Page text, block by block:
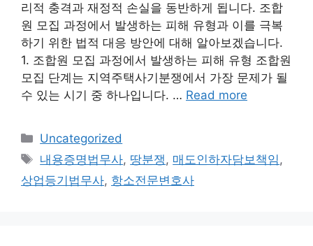
리적 충격과 재정적 손실을 동반하게 됩니다. 조합
원 모집 과정에서 발생하는 피해 유형과 이를 극복
하기 위한 법적 대응 방안에 대해 알아보겠습니다.
1. 조합원 모집 과정에서 발생하는 피해 유형 조합원
모집 단계는 지역주택사기분쟁에서 가장 문제가 될
수 있는 시기 중 하나입니다. … Read more
Categories
Uncategorized
Tags
내용증명법무사, 땅분쟁, 매도인하자담보책임,
상업등기법무사, 항소전문변호사